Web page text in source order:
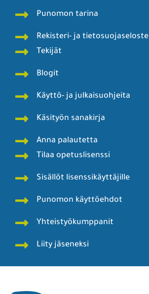
Punomon tarina
Rekisteri- ja tietosuojaseloste
Tekijät
Blogit
Käyttö- ja julkaisuohjeita
Käsityön sanakirja
Anna palautetta
Tilaa opetuslisenssi
Sisällöt lisenssikäyttäjille
Punomon käyttöehdot
Yhteistyökumppanit
Liity jäseneksi